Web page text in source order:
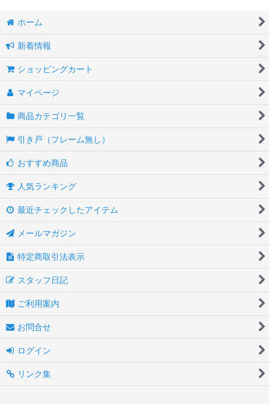
ホーム
新着情報
ショッピングカート
マイページ
商品カテゴリ一覧
引き戸（フレーム無し）
おすすめ商品
人気ランキング
最近チェックしたアイテム
メールマガジン
特定商取引法表示
スタッフ日記
ご利用案内
お問合せ
ログイン
リンク集